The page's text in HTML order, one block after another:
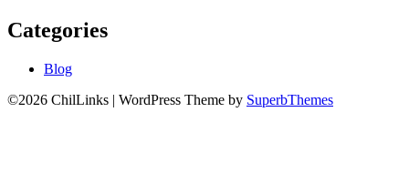
Categories
Blog
©2026 ChilLinks | WordPress Theme by SuperbThemes